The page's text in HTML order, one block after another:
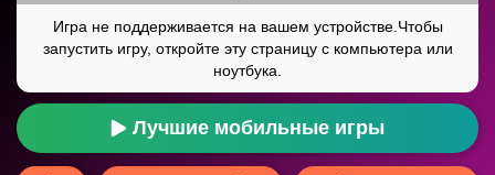
Лучшие мобильные игры